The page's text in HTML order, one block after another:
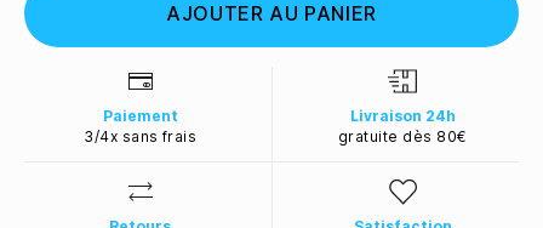
AJOUTER AU PANIER
Paiement
3/4x sans frais
Livraison 24h
gratuite dès 80€